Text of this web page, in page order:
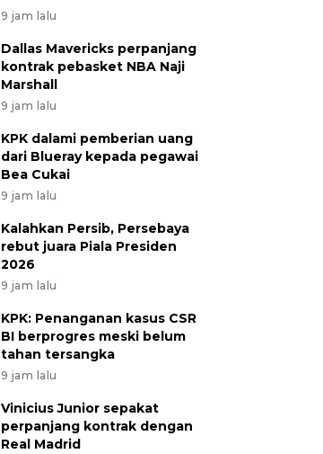
9 jam lalu
Dallas Mavericks perpanjang
kontrak pebasket NBA Naji
Marshall
9 jam lalu
KPK dalami pemberian uang
dari Blueray kepada pegawai
Bea Cukai
9 jam lalu
Kalahkan Persib, Persebaya
rebut juara Piala Presiden
2026
9 jam lalu
KPK: Penanganan kasus CSR
BI berprogres meski belum
tahan tersangka
9 jam lalu
Vinicius Junior sepakat
perpanjang kontrak dengan
Real Madrid